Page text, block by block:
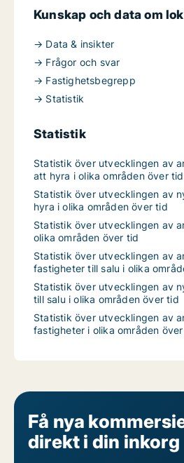
Kunskap och data om
→ Data & insikter
→ Frågor och svar
→ Fastighetsbegrepp
→ Statistik
Statistik
Statistik över utvecklingen av
att hyra i olika områden över tid
Statistik över utvecklingen av
hyra i olika områden över tid
Statistik över utvecklingen av
olika områden över tid
Statistik över utvecklingen av
fastigheter till salu i olika
Statistik över utvecklingen av
till salu i olika områden över tid
Statistik över utvecklingen av
fastigheter i olika områden
Få nya
direkt i din inkorg